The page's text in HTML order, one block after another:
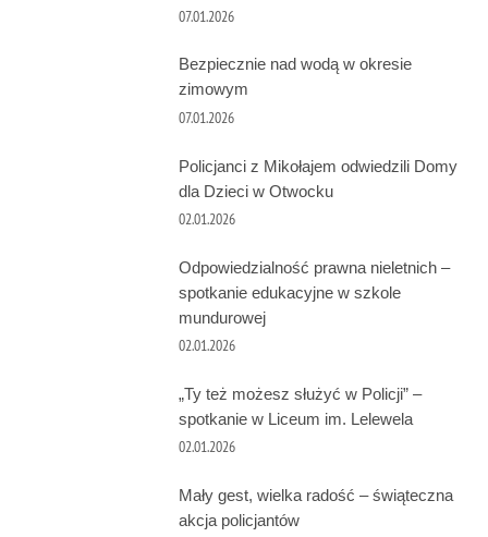
07.01.2026
Bezpiecznie nad wodą w okresie
zimowym
07.01.2026
Policjanci z Mikołajem odwiedzili Domy
dla Dzieci w Otwocku
02.01.2026
Odpowiedzialność prawna nieletnich –
spotkanie edukacyjne w szkole
mundurowej
02.01.2026
„Ty też możesz służyć w Policji” –
spotkanie w Liceum im. Lelewela
02.01.2026
Mały gest, wielka radość – świąteczna
akcja policjantów